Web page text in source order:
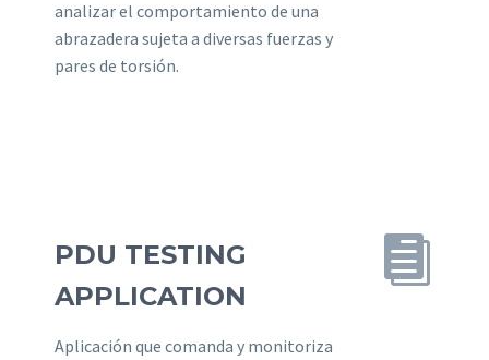
analizar el comportamiento de una
abrazadera sujeta a diversas fuerzas y
pares de torsión.
PDU TESTING
APPLICATION
Aplicación que comanda y monitoriza

